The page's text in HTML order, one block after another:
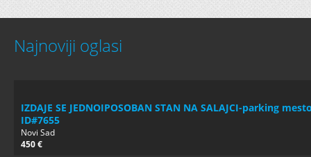
Najnoviji oglasi
IZDAJE SE JEDNOIPOSOBAN STAN NA SALAJCI-parking
ID#7655
Novi Sad
450 €